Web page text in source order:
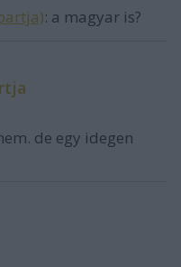
: a magyar is?
de egy idegen